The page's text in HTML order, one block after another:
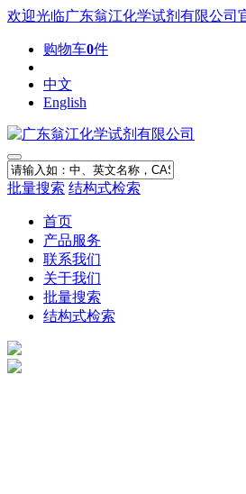
欢迎光临广东翁江化学试剂有限公司
购物车0件
中文
English
批量搜索 结构式检索
首页
产品服务
联系我们
关于我们
批量搜索
结构式检索